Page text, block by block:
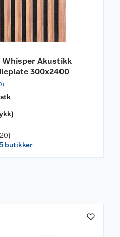
Whisper Akustikk
300x2400
)
stk
)
butikker